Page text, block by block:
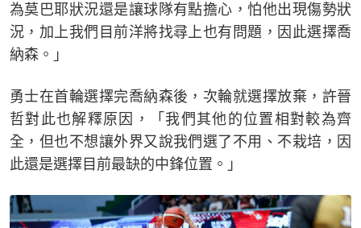
為莫巴耶狀況還是讓球隊有點擔心，怕他出現傷勢狀
況，加上我們目前洋將找尋上也有問題，因此選擇喬
納森。」
勇士在首輪選擇完喬納森後，次輪就選擇放棄，許晉
哲對此也解釋原因，「我們其他的位置相對較為齊
全，但也不想讓外界又說我們選了不用、不栽培，因
此還是選擇目前最缺的中鋒位置。」